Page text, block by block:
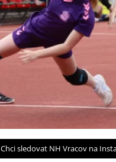
Chci sledovat NH Vracov na